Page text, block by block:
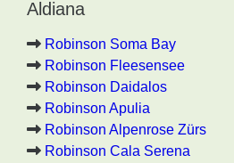
Aldiana
Robinson Soma Bay
Robinson Fleesensee
Robinson Daidalos
Robinson Apulia
Robinson Alpenrose Zürs
Robinson Cala Serena